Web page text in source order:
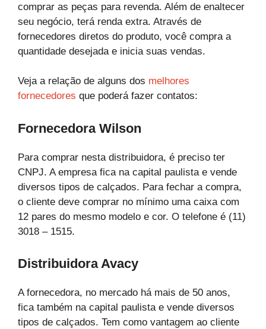
comprar as peças para revenda. Além de enaltecer
seu negócio, terá renda extra. Através de
fornecedores diretos do produto, você compra a
quantidade desejada e inicia suas vendas.
Veja a relação de alguns dos melhores
fornecedores que poderá fazer contatos:
Fornecedora Wilson
Para comprar nesta distribuidora, é preciso ter
CNPJ. A empresa fica na capital paulista e vende
diversos tipos de calçados. Para fechar a compra,
o cliente deve comprar no mínimo uma caixa com
12 pares do mesmo modelo e cor. O telefone é (11)
3018 – 1515.
Distribuidora Avacy
A fornecedora, no mercado há mais de 50 anos,
fica também na capital paulista e vende diversos
tipos de calçados. Tem como vantagem ao cliente